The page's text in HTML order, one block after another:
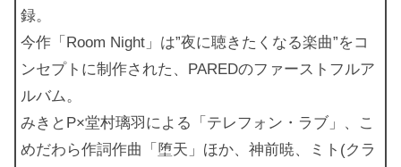
録。
今作「Room Night」は”夜に聴きたくなる楽曲”をコ
ンセプトに制作された、PAREDのファーストフルア
ルバム。
みきとP×堂村璃羽による「テレフォン・ラブ」、こ
めだわら作詞作曲「堕天」ほか、神前暁、ミト(クラ